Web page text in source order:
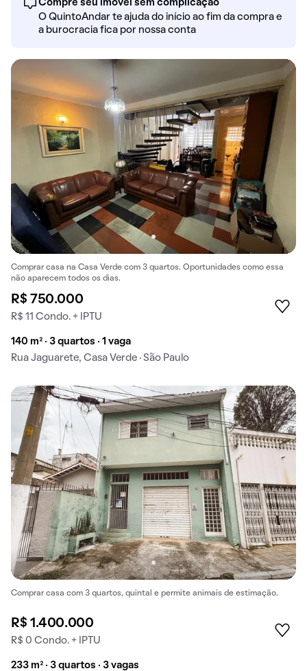
Compre seu imóvel sem complicação
O QuintoAndar te ajuda do início ao fim da compra e
a burocracia fica por nossa conta
Comprar casa na Casa Verde com 3 quartos. Oportunidades como essa
não aparecem todos os dias.
R$ 750.000
R$ 11 Condo. + IPTU
140 m² · 3 quartos · 1 vaga
Rua Jaguarete, Casa Verde · São Paulo
Comprar casa com 3 quartos, quintal e permite animais de estimação.
R$ 1.400.000
R$ 0 Condo. + IPTU
233 m² · 3 quartos · 3 vagas